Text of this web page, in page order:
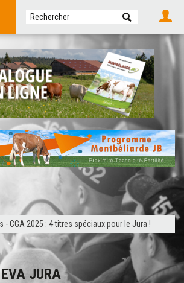
-CGA 2025 : 4 titres spéciaux pour le Jura !
EVA JURA